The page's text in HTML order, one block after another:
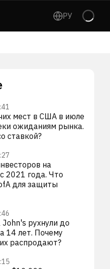
РУ
мест в США в июле
ожиданиям рынка.
ставкой?
на
2021 года. Что
для защиты
рухнули до
14 лет. Почему
распродают?